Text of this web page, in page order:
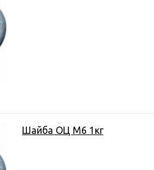
Шайба ОЦ М6 1кг